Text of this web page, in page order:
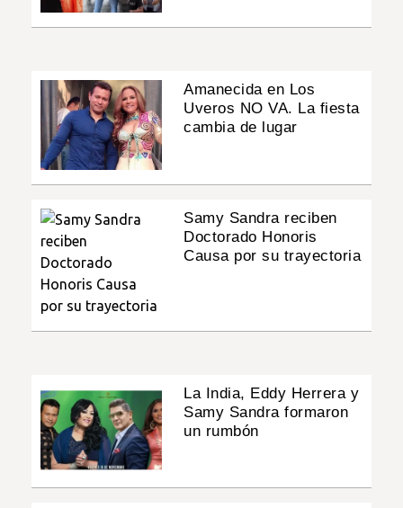
Amanecida en Los
Uveros NO VA. La fiesta
cambia de lugar
Samy Sandra reciben
Doctorado Honoris
Causa por su trayectoria
La India, Eddy Herrera y
Samy Sandra formaron
un rumbón